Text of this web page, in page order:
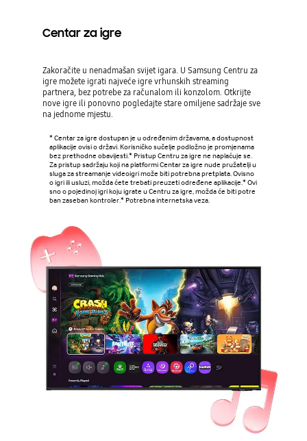
Centar za igre
Zakoračite u nenadmašan svijet igara. U Samsung Centru za
igre možete igrati najveće igre vrhunskih streaming
partnera, bez potrebe za računalom ili konzolom. Otkrijte
nove igre ili ponovno pogledajte stare omiljene sadržaje sve
na jednome mjestu.
* Centar za igre dostupan je u određenim državama, a dostupnost
aplikacije ovisi o državi. Korisničko sučelje podložno je promjenama
bez prethodne obavijesti.* Pristup Centru za igre ne naplaćuje se.
Za pristup sadržaju koji na platformi Centar za igre nude pružatelji u
sluga za streamanje videoigri može biti potrebna pretplata. Ovisno
o igri ili usluzi, možda ćete trebati preuzeti određene aplikacije.* Ovi
sno o pojedinoj igri koju igrate u Centru za igre, možda će biti potre
ban zaseban kontroler.* Potrebna internetska veza.